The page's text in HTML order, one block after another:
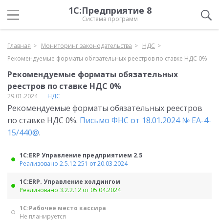
1С:Предприятие 8
Система программ
Главная Мониторинг законодательства
НДС
Рекомендуемые форматы обязательных реестров по ставке НДС 0%
Рекомендуемые форматы обязательных
реестров по ставке НДС 0%
29.01.2024 НДС
Рекомендуемые форматы обязательных реестров
по ставке НДС 0%. Письмо ФНС от 18.01.2024 № ЕА-4-
15/440@.
1С:ERP Управление предприятием 2.5
Реализовано 2.5.12.251 от 20.03.2024
1С:ERP. Управление холдингом
Реализовано 3.2.2.12 от 05.04.2024
1С:Рабочее место кассира
Не планируется